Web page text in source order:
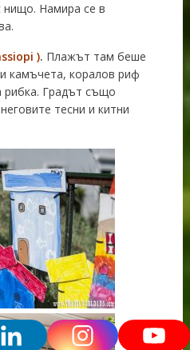
нищо. Намира се в
). Плажът там беше
камъчета, коралов риф
рибка. Градът също
тесни и китни